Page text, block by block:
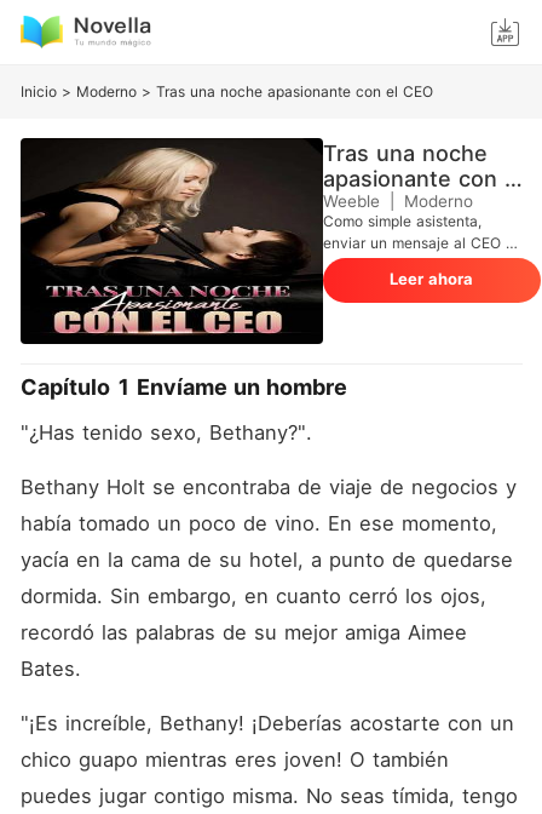
Inicio > Moderno > Tras una noche apasionante con el CEO
Tras una noche
apasionante con el
CEO
Weeble Moderno
Como simple asistenta,
enviar un mensaje al CEO en
plena noche para solicitar
películas pornográficas fue
un movimiento audaz. Como
respondió que, aunque no
Tras una noche llena de
pasión, Bethany estaba
segura de que perdería su
trabajo. Pero en lugar de
eso, su jefe le propuso:
"Cásate conmigo. Por favor,
considéralo". "Sr. Bates, está
bromeando, ¿verdad?".
Leer ahora
Capítulo 1 Envíame un hombre
"¿Has tenido sexo, Bethany?".
Bethany Holt se encontraba de viaje de negocios y
había tomado un poco de vino. En ese momento,
yacía en la cama de su hotel, a punto de quedarse
dormida. Sin embargo, en cuanto cerró los ojos,
recordó las palabras de su mejor amiga Aimee
Bates.
"¡Es increíble, Bethany! ¡Deberías acostarte con un
chico guapo mientras eres joven! O también
puedes jugar contigo misma. No seas tímida, tengo